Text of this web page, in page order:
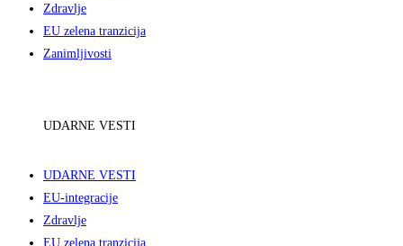
Zdravlje
EU zelena tranzicija
Zanimljivosti
UDARNE VESTI
UDARNE VESTI
EU-integracije
Zdravlje
EU zelena tranzicija